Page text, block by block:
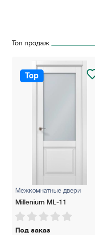
Топ продаж
Top
Межкомнатные двери
Millenium ML-11
Под заказ